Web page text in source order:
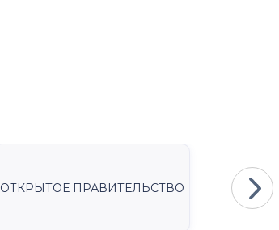
ОТКРЫТОЕ ПРАВИТЕЛЬСТВО